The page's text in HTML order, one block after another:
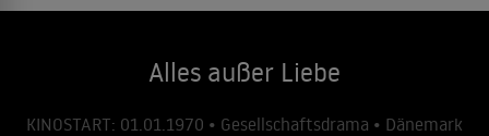
Alles außer Liebe
KINOSTART: 01.01.1970 • Gesellschaftsdrama • Dänemark